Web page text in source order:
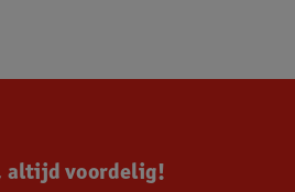
altijd voordelig!